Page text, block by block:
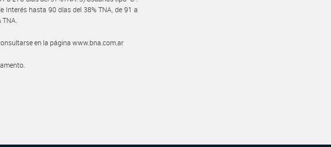
Interés hasta 90 días del 38% TNA, de 91 a
TNA.
en la página www.bna.com.ar